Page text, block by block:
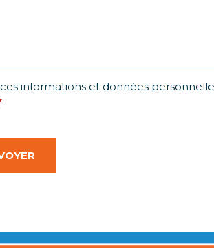
informations et données